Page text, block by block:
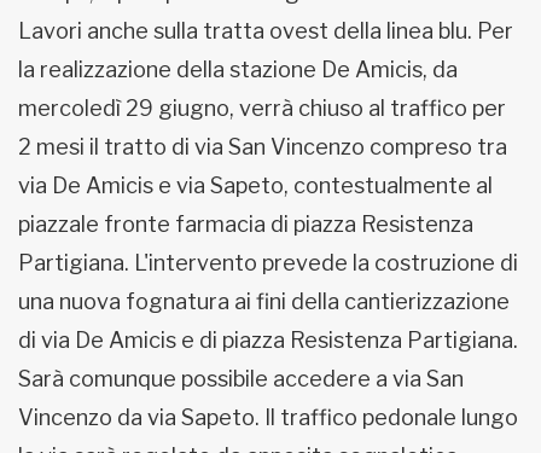
Lavori anche sulla tratta ovest della linea blu. Per
la realizzazione della stazione De Amicis, da
mercoledì 29 giugno, verrà chiuso al traffico per
2 mesi il tratto di via San Vincenzo compreso tra
via De Amicis e via Sapeto, contestualmente al
piazzale fronte farmacia di piazza Resistenza
Partigiana. L'intervento prevede la costruzione di
una nuova fognatura ai fini della cantierizzazione
di via De Amicis e di piazza Resistenza Partigiana.
Sarà comunque possibile accedere a via San
Vincenzo da via Sapeto. Il traffico pedonale lungo